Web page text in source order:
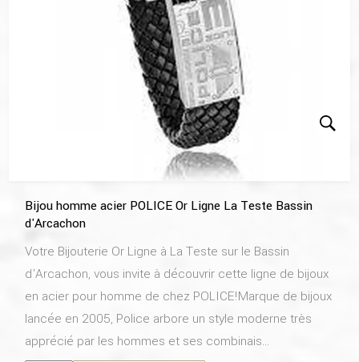
Bijou homme acier POLICE Or Ligne La Teste Bassin
d'Arcachon
Votre Bijouterie Or Ligne à La Teste sur le Bassin
d'Arcachon, vous invite à découvrir cette ligne de bijoux
en acier pour homme de chez POLICE!Marque de bijoux
lancée en 2005, Police arbore un style moderne très
apprécié par les hommes et ses combinais...